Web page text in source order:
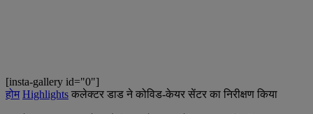
[insta-gallery id="0"]
होम Highlights कलेक्टर डाड ने कोविड-केयर सेंटर का निरीक्षण किया